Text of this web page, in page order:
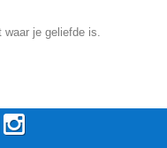
waar je geliefde is.